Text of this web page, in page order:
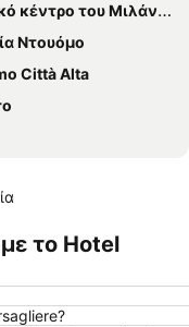
κέντρο του Μιλάνου
Ντουόμο
Città Alta
Milan Malpensa Airport
Metro Station
Metro Station
Βιττόριο Εμανουέλε ΙΙ
το Hotel